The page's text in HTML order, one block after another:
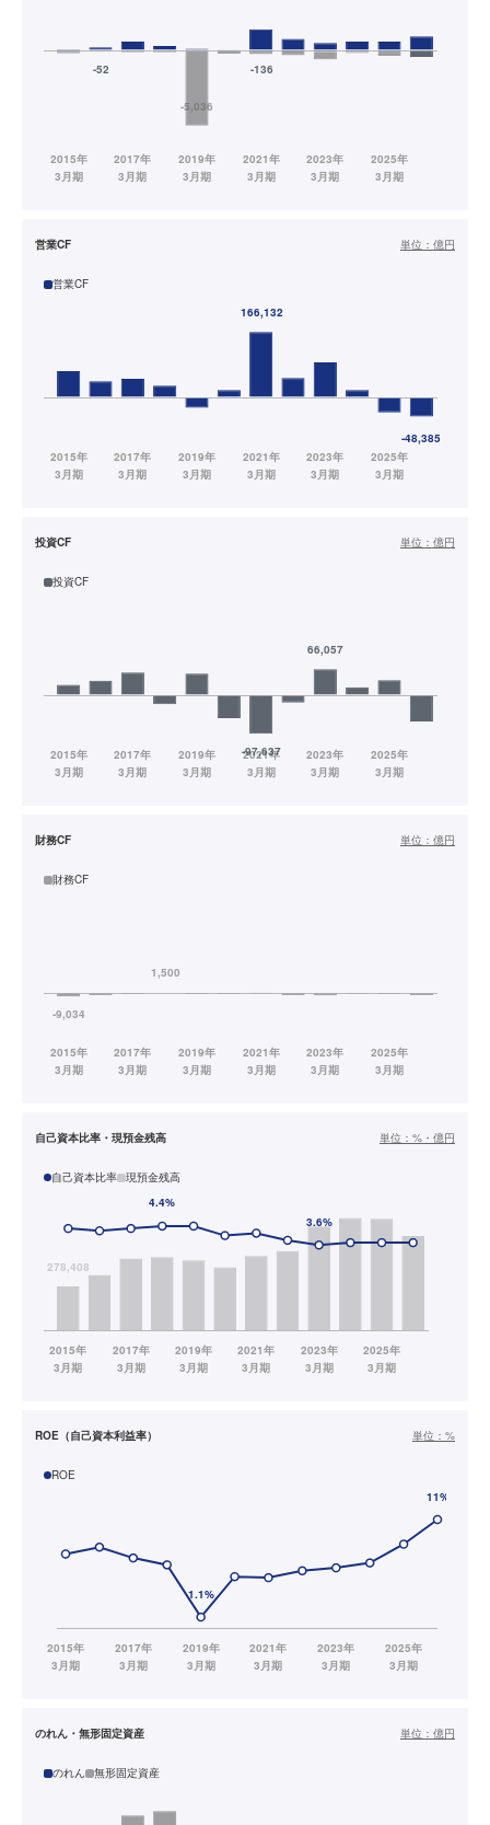
営業CF 単位： 億円
営業CF
投資CF 単位： 億円
投資CF
財務CF 単位： 億円
財務CF
自己資本比率・現預金残高 単位： %・億円
自己資本比率 現預金残高
ROE（自己資本利益率） 単位： %
ROE
のれん・無形固定資産 単位： 億円
のれん 無形固定資産